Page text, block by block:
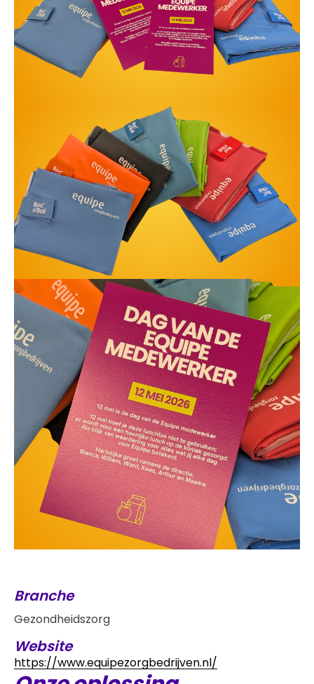
Branche
Gezondheidszorg
Website
https://www.equipezorgbedrijven.nl/